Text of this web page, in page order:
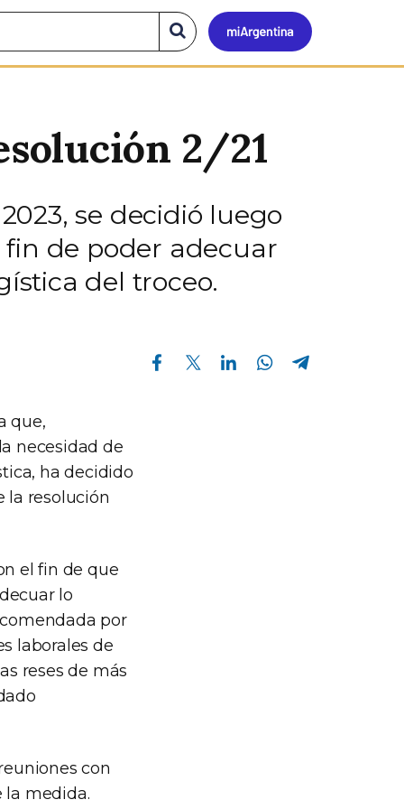
Mi
Buscar
en
el
2/21
se decidió luego
fin de poder adecuar
del troceo.
Compartir en Facebook Compartir en Twitter Compartir en Linkedin Compartir en Whatsapp
que,
necesidad de
ha decidido
la resolución
el fin de que
lo
por
laborales de
reses de más
con
la medida.